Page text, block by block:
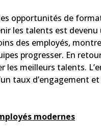
opportunités de
les talents est
des employés,
progresser. En
meilleurs talents.
taux d’engagement
modernes